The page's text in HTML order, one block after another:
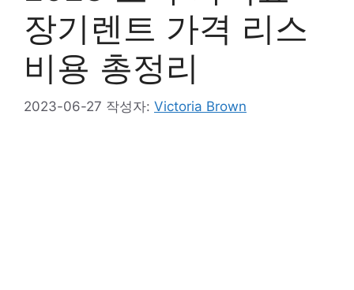
장기렌트 가격 리스
비용 총정리
2023-06-27 작성자: Victoria Brown